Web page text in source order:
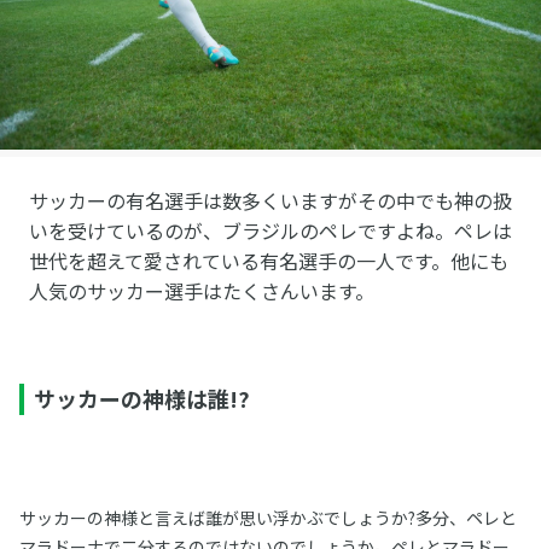
サッカーの有名選手は数多くいますがその中でも神の扱
いを受けているのが、ブラジルのペレですよね。ペレは
世代を超えて愛されている有名選手の一人です。他にも
人気のサッカー選手はたくさんいます。
サッカーの神様は誰!?
サッカーの神様と言えば誰が思い浮かぶでしょうか?多分、ペレと